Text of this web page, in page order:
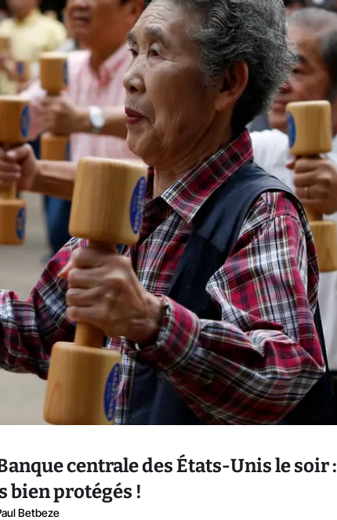
centrale des États-Unis le soir :
bien protégés !
Betbeze